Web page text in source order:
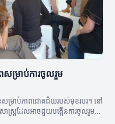
សម្រាប់ការចូលរួម
សម្រាប់ភាពជោគជ័យរបស់មុខរបរ។ នៅ
ាស្ត្រដែលអាចជួយបង្កើនការចូលរួម